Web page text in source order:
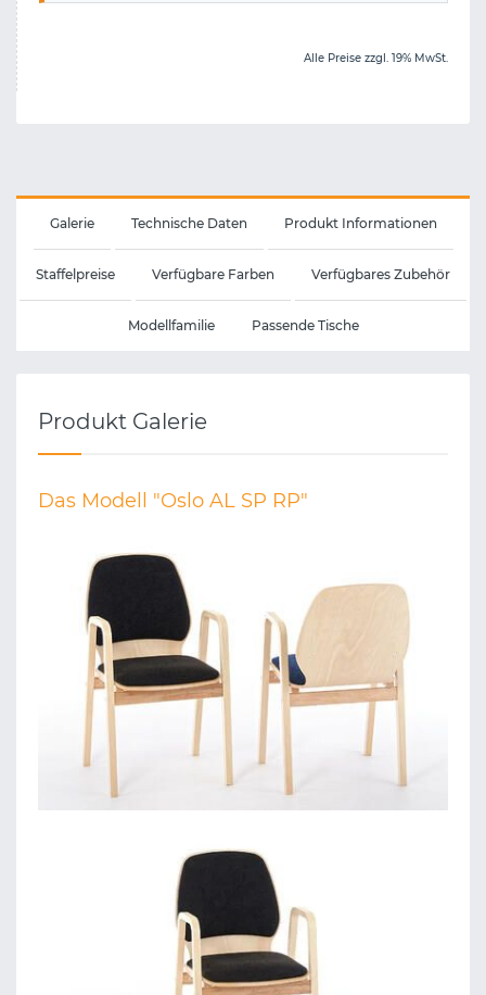
Alle Preise zzgl. 19% MwSt.
Galerie Technische Daten Produkt Informationen
Staffelpreise Verfügbare Farben Verfügbares Zubehör
Modellfamilie Passende Tische
Produkt Galerie
Das Modell "Oslo AL SP RP"